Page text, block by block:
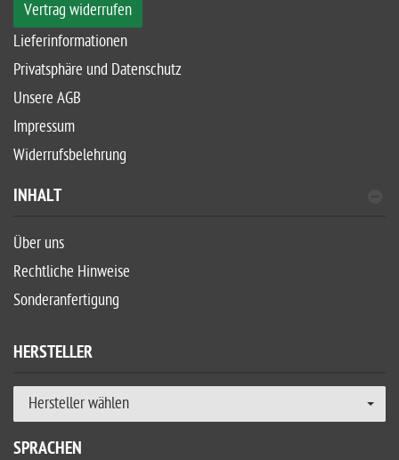
Vertrag widerrufen
Lieferinformationen
Privatsphäre und Datenschutz
Unsere AGB
Impressum
Widerrufsbelehrung
INHALT
Über uns
Rechtliche Hinweise
Sonderanfertigung
HERSTELLER
Hersteller wählen
SPRACHEN